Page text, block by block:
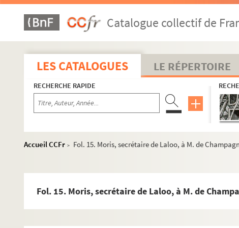
Catalogue collectif de
LES CATALOGUES LE RÉPERTOIRE
RECHERCHE RAPIDE
Accueil CCFr >
Fol. 15. Moris, secrétaire de Laloo, à M. de
Fol. 15. Moris, secrétaire de Laloo, à M. de